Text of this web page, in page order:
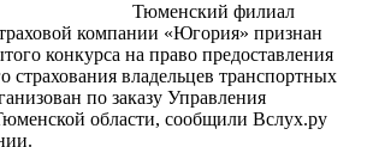
Тюменский филиал
компании «Югория» признан
конкурса на право предоставления
страхования владельцев транспортных
по заказу Управления
области, сообщили Вслух.ру